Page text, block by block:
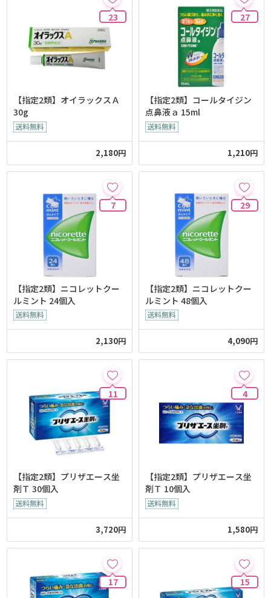
23
【指定2類】オイラックスＡ
30g
2,180円
27
【指定2類】コールタイジン
点鼻液ａ 15ml
1,210円
7
【指定2類】ニコレットクー
ルミント 24個入
2,130円
29
【指定2類】ニコレットクー
ルミント 48個入
4,090円
11
【指定2類】プリザエース坐
剤Ｔ 30個入
3,720円
4
【指定2類】プリザエース坐
剤Ｔ 10個入
1,580円
17 15